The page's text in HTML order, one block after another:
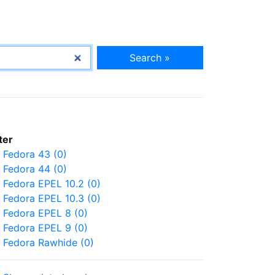
Search »
Fedora 43 (0)
Fedora 44 (0)
Fedora EPEL 10.2 (0)
Fedora EPEL 10.3 (0)
Fedora EPEL 8 (0)
Fedora EPEL 9 (0)
Fedora Rawhide (0)